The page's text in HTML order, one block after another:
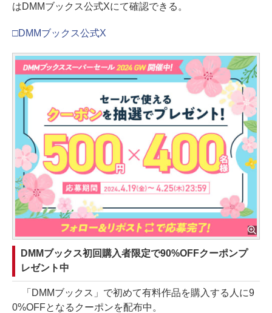
はDMMブックス公式Xにて確認できる。
□DMMブックス公式X
DMMブックス初回購入者限定で90%OFFクーポンプ
レゼント中
「DMMブックス」で初めて有料作品を購入する人に9
0%OFFとなるクーポンを配布中。